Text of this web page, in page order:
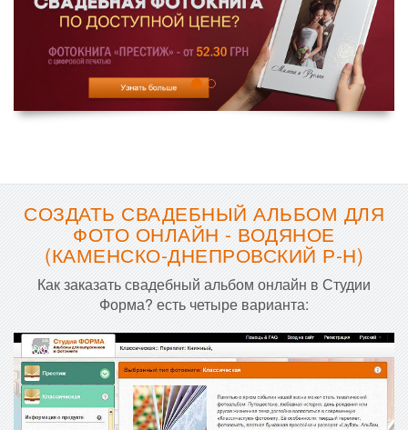
СОЗДАТЬ СВАДЕБНЫЙ АЛЬБОМ ДЛЯ
ФОТО ОНЛАЙН - ВОДЯНОЕ
(КАМЕНСКО-ДНЕПРОВСКИЙ Р-Н)
Как заказать свадебный альбом онлайн в Студии
Форма? есть четыре варианта: